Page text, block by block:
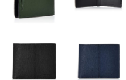
財布・革小物